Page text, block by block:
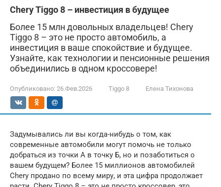
Chery Tiggo 8 – инвестиция в будущее
Более 15 млн довольных владельцев! Chery
Tiggo 8 – это не просто автомобиль, а
инвестиция в ваше спокойствие и будущее.
Узнайте, как технологии и пенсионные решения
объединились в одном кроссовере!
Опубликовано: 26.Фев.2026 Tiggo 8 Елена Тихонова
Задумывались ли вы когда-нибудь о том, как
современные автомобили могут помочь не только
добраться из точки А в точку Б, но и позаботиться о
вашем будущем? Более 15 миллионов автомобилей
Chery продано по всему миру, и эта цифра продолжает